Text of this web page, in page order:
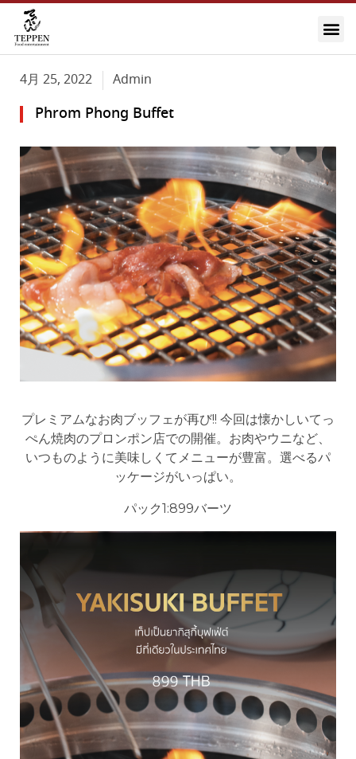
4月 25, 2022 Admin
Phrom Phong Buffet
プレミアムなお肉ブッフェが再び!! 今回は懐かしいてっ
ぺん焼肉のプロンポン店での開催。お肉やウニなど、
いつものように美味しくてメニューが豊富。選べるパ
ッケージがいっぱい。
パック1:899バーツ